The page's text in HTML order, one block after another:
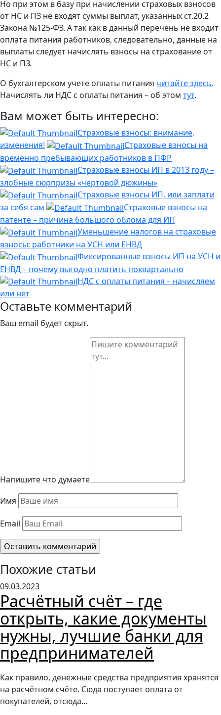
Но при этом в базу при начислении страховых взносов
от НС и ПЗ не входят суммы выплат, указанных ст.20.2
Закона №125-ФЗ. А так как в данный перечень не входит
оплата питания работников, следовательно, данные на
выплаты следует начислять взносы на страхование от
НС и ПЗ.
О бухгалтерском учете оплаты питания читайте здесь.
Начислять ли НДС с оплаты питания – об этом тут.
Вам может быть интересно:
Страховые взносы: внимание,
изменения!
Страховые взносы на
временно пребывающих работников в ПФР
Страховые взносы ИП в 2013 году –
злобные сюрпризы «чертовой дюжины»
Страховые взносы ИП, или заплати
за себя сам
Страховые взносы на
патенте – причина большого облома для ИП
Уменьшение налогов на страховые
взносы: работники на УСН или ЕНВД
Фиксированные взносы ИП на УСН и
ЕНВД – почему выгодно платить поквартально
НДС с оплаты питания – начисляем
или нет
Оставьте комментарий
Ваш email будет скрыт.
Напишите что думаете
Имя
Email
Похожие статьи
09.03.2023
Расчётный счёт – где
открыть, какие документы
нужны, лучшие банки для
предпринимателей
Как правило, денежные средства предприятия хранятся
на расчётном счёте. Сюда поступает оплата от
покупателей, отсюда…